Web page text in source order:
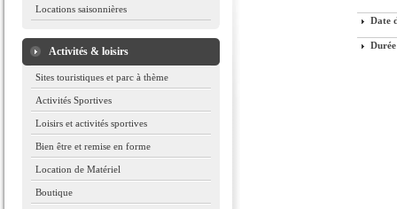
Locations saisonnières
Activités & loisirs
Sites touristiques et parc à thème
Activités Sportives
Loisirs et activités sportives
Bien être et remise en forme
Location de Matériel
Boutique
Date
Durée